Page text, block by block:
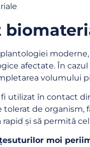
moderne,
afectate. În
volumului
utilizat în contact
tolerat de organism,
rapid și să permită
moi